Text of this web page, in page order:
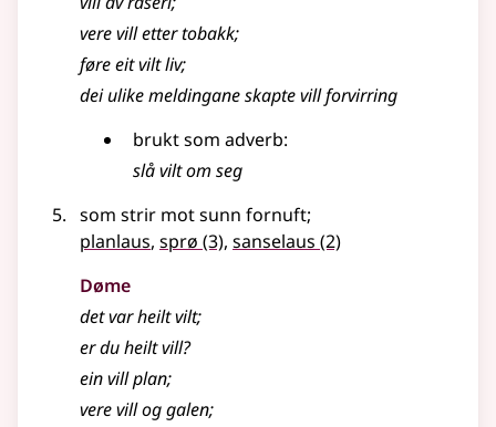
vere vill etter tobakk;
føre eit vilt liv;
dei ulike meldingane skapte vill forvirring
brukt som adverb:
slå vilt om seg
som strir mot sunn fornuft;
planlaus, sprø (3), sanselaus (2)
Døme
det var heilt vilt;
er du heilt vill?
ein vill plan;
vere vill og galen;